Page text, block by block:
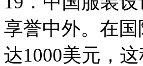
享誉中外。在
达1000美元，